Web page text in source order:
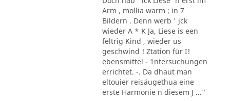
Arm , mollia warm ; in 7
Bildern . Denn werb ' jck
wieder A * K Ja, Liese is een
feltrig Kind , wieder us
geschwind ! Ztation für I!
ebensmittel - 1ntersuchungen
errichtet. -. Da dhaut man
eltouier reisäugethua eine
erste Harmonie n diesem J ..."